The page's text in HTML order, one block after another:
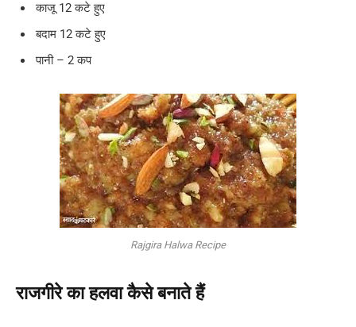
काजू 12 कटे हुए
बदाम 12 कटे हुए
पानी – 2 कप
Rajgira Halwa Recipe
राजगीरे का हलवा कैसे बनाते हैं